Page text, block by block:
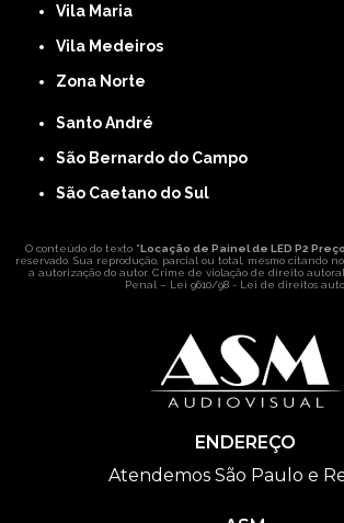
Vila Maria
Vila Medeiros
Zona Norte
Santo André
São Bernardo do Campo
São Caetano do Sul
O conteúdo do texto "Locação de Painel de LED P2
reservado. Sua reprodução, parcial ou total, mesmo citando
a autorização do autor. Crime de violação de direito autoral
Penal – Lei 9610/98 - Lei de direitos
ENDEREÇO
Atendemos São Paulo e